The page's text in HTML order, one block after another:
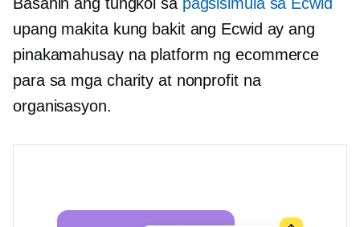
upang makita kung bakit ang Ecwid ay ang
pinakamahusay na platform ng ecommerce
para sa mga charity at nonprofit na
organisasyon.